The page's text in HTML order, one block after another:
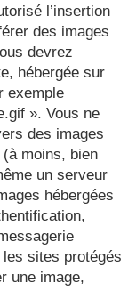
l’insertion
des images
devrez
hébergée sur
exemple
». Vous ne
des images
moins, bien
un serveur
hébergées
sites protégés
une image,